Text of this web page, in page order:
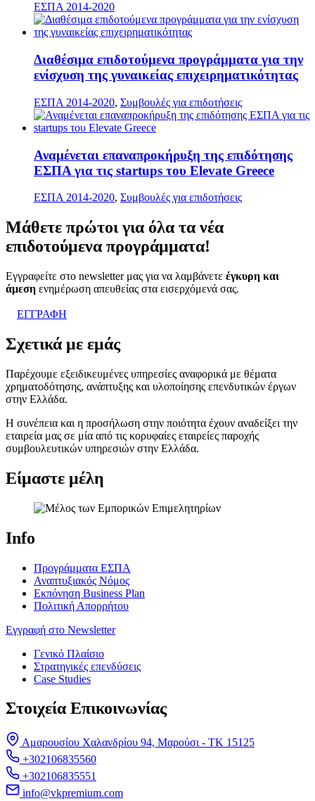
ΕΣΠΑ 2014-2020
Διαθέσιμα επιδοτούμενα προγράμματα για την
ενίσχυση της γυναικείας επιχειρηματικότητας
ΕΣΠΑ 2014-2020, Συμβουλές για επιδοτήσεις
Αναμένεται επαναπροκήρυξη της επιδότησης
ΕΣΠΑ για τις startups του Elevate Greece
ΕΣΠΑ 2014-2020, Συμβουλές για επιδοτήσεις
Μάθετε πρώτοιγια όλα τα νέα
επιδοτούμενα προγράμματα!
Εγγραφείτε στο newsletter μας για να λαμβάνετε έγκυρη και
άμεση ενημέρωση απευθείας στα εισερχόμενά σας.
ΕΓΓΡΑΦΗ
Σχετικά με εμάς
Παρέχουμε εξειδικευμένες υπηρεσίες αναφορικά με θέματα
χρηματοδότησης, ανάπτυξης και υλοποίησης επενδυτικών έργων
στην Ελλάδα.
Η συνέπεια και η προσήλωση στην ποιότητα έχουν αναδείξει την
εταιρεία μας σε μία από τις κορυφαίες εταιρείες παροχής
συμβουλευτικών υπηρεσιών στην Ελλάδα.
Είμαστε μέλη
Info
Προγράμματα ΕΣΠΑ
Αναπτυξιακός Νόμος
Εκπόνηση Business Plan
Πολιτική Απορρήτου
Εγγραφή στο Newsletter
Γενικό Πλαίσιο
Στρατηγικές επενδύσεις
Case Studies
Στοιχεία Επικοινωνίας
Αμαρουσίου Χαλανδρίου 94, Μαρούσι - ΤΚ 15125
+302106835560
+302106835551
info@vkpremium.com